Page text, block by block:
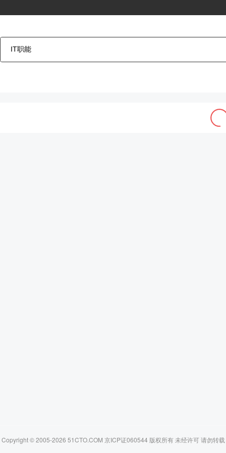
Copyright © 2005-2026 51CTO.COM 京ICP证060544 版权所有 未经许可 请勿转载